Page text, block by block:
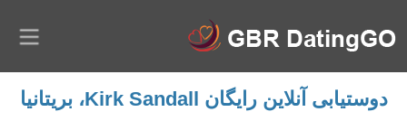
دوستیابی آنلاین رایگان Kirk Sandall، بریتانیا